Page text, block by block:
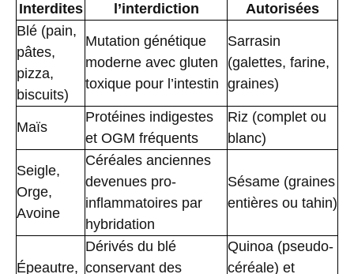
Interdites
l’interdiction
Autorisées
Blé (pain,
pâtes,
pizza,
biscuits)
Mutation génétique
moderne avec gluten
toxique pour l’intestin
Sarrasin
(galettes, farine,
graines)
Maïs
Protéines indigestes
et OGM fréquents
Riz (complet ou
blanc)
Seigle,
Orge,
Avoine
Céréales anciennes
devenues pro-
inflammatoires par
hybridation
Sésame (graines
entières ou tahin)
Épeautre,
Dérivés du blé
conservant des
Quinoa (pseudo-
céréale) et